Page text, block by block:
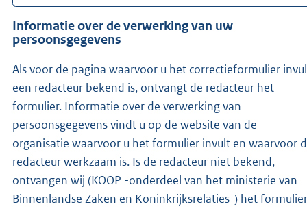
Informatie over de verwerking van uw
persoonsgegevens
Als voor de pagina waarvoor u het correctieformulier
een redacteur bekend is, ontvangt de redacteur het
formulier. Informatie over de verwerking van
persoonsgegevens vindt u op de website van de
organisatie waarvoor u het formulier invult en waarvoor
redacteur werkzaam is. Is de redacteur niet bekend,
ontvangen wij (KOOP -onderdeel van het ministerie van
Binnenlandse Zaken en Koninkrijksrelaties-) het